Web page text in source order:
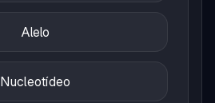
Alelo
Nucleotídeo